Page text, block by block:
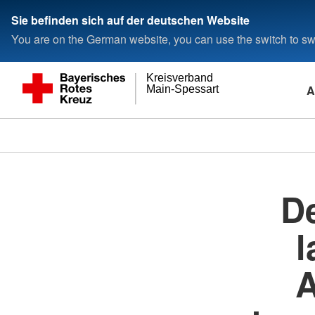
Sie befinden sich auf der deutschen Website
You are on the German website, you can use the switch to
Main-Spessart
Kreisverband